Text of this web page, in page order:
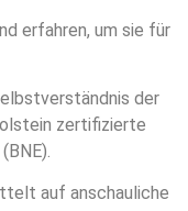
erfahren, um sie für
der
zertifizierte
auf anschauliche